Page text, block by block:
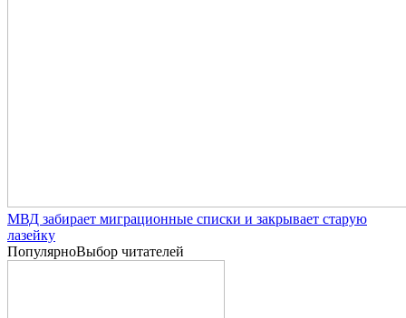
МВД забирает миграционные списки и закрывает старую
лазейку
ПопулярноВыбор читателей